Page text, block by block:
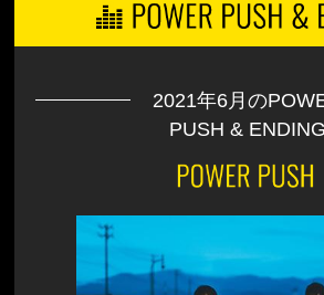
2021年6月 の
PUSH & ENDING